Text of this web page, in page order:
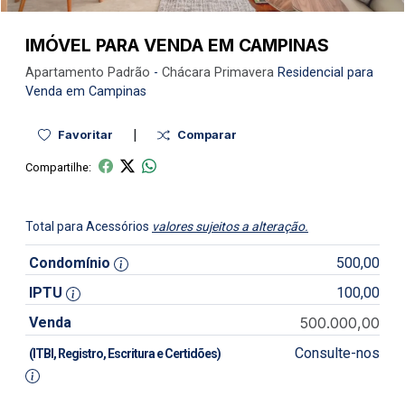
IMÓVEL PARA VENDA EM CAMPINAS
Apartamento Padrão - Chácara Primavera Residencial para
Venda em Campinas
Favoritar | Comparar
Compartilhe:
Total para Acessórios valores sujeitos a alteração.
Condomínio
500,00
IPTU
100,00
Venda
500.000,00
(ITBI, Registro, Escritura e Certidões) Consulte-nos